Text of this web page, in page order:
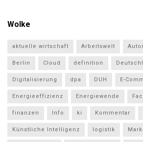
Wolke
aktuelle wirtschaft Arbeitswelt
Berlin Cloud definition
Digitalisierung dpa DUH E-
Energieeffizienz Energiewende
finanzen Info ki Kommentar
Künstliche Intelligenz logistik